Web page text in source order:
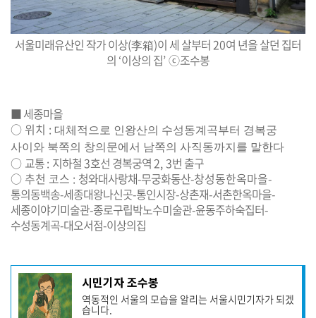
서울미래유산인 작가 이상(李箱)이 세 살부터 20여 년을 살던 집터
의 ‘이상의 집’ⓒ조수봉
■ 세종마을
○ 위치 : 대체적으로 인왕산의 수성동계곡부터 경복궁
사이와 북쪽의 창의문에서 남쪽의 사직동까지를 말한다
○ 교통: 지하철3호선 경복궁역 2, 3번 출구
○ 추천 코스 : 청와대사랑채-무궁화동산-창성동한옥마을-
통의동백송-세종대왕나신곳-통인시장-상촌재-서촌한옥마을-
세종이야기미술관-종로구립박노수미술관-윤동주하숙집터-
수성동계곡-대오서점-이상의집
기
사
작
성
시민기자 조수봉
역동적인 서울의 모습을 알리는 서울시민기자가 되겠
습니다.